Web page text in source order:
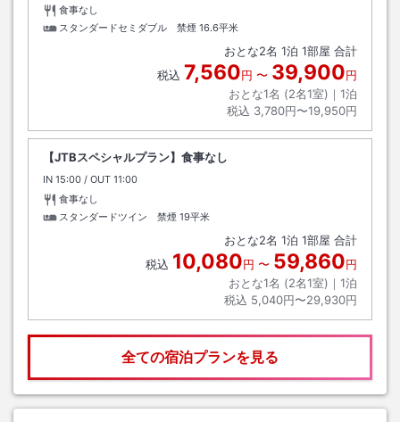
食事なし
スタンダードセミダブル 禁煙 16.6平米
おとな2名 1泊 1部屋 合計
税込 7,560円 〜 39,900円
おとな1名 (2名1室)｜ 1泊
税込 3,780円〜19,950円
【JTBスペシャルプラン】食事なし
IN チェックイン
15:00 / OUT チェックアウト
11:00
食事なし
スタンダードツイン 禁煙 19平米
おとな2名 1泊 1部屋 合計
税込 10,080円 〜 59,860円
おとな1名 (2名1室)｜ 1泊
税込 5,040円〜29,930円
全ての宿泊プランを見る